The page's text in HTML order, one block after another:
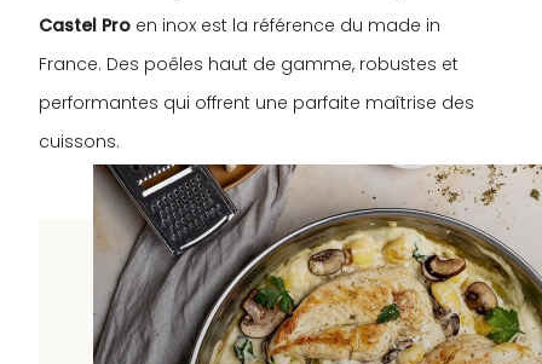
Castel Pro en inox est la référence du made in
France. Des poêles haut de gamme, robustes et
performantes qui offrent une parfaite maîtrise des
cuissons.